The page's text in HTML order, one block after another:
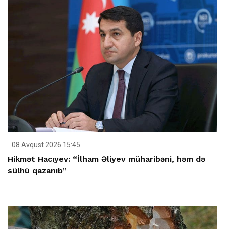
08 Avqust 2026 15:45
Hikmət Hacıyev: “İlham Əliyev müharibəni, həm də
sülhü qazanıb”